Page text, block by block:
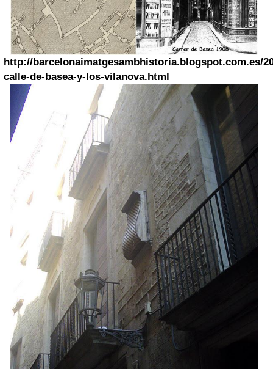
http://barcelonaimatgesambhistoria.blogspot.com.es/
calle-de-basea-y-los-vilanova.html